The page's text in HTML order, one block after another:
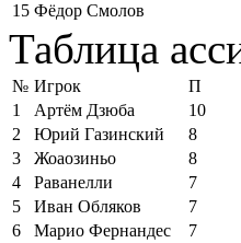
15 Фёдор Смолов
Таблица
№ Игрок
П
1
Артём Дзюба
10
2
Юрий Газинский
8
3
Жоаозиньо
8
4
Раванелли
7
5
Иван Обляков
7
6
Марио Фернандес
7